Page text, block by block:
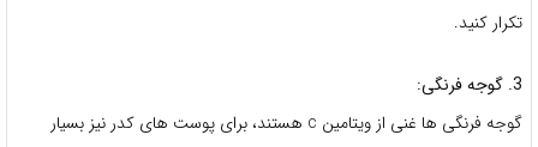
تکرار کنید.
3. گوجه فرنگی:
گوجه فرنگی ها غنی از ویتامین c هستند، برای پوست های کدر نیز بسیار